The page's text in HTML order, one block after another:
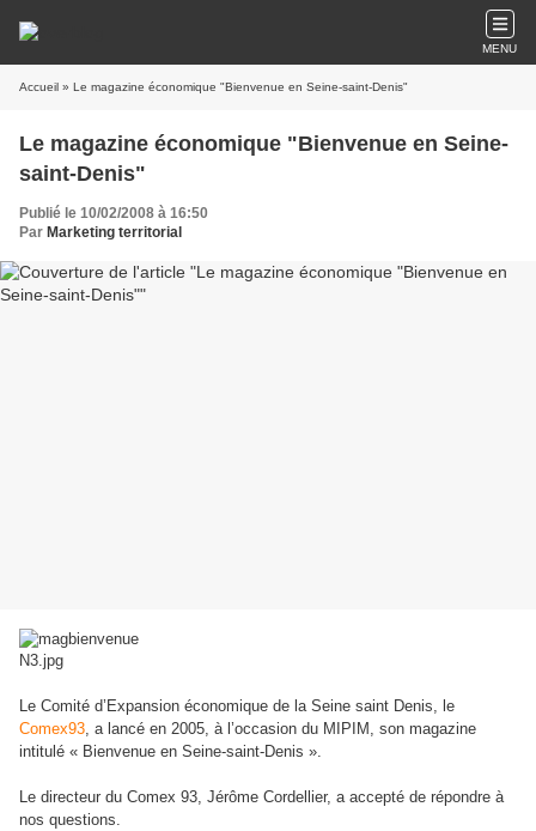
MENU
Accueil » Le magazine économique "Bienvenue en Seine-saint-Denis"
Le magazine économique "Bienvenue en Seine-
saint-Denis"
Publié le 10/02/2008 à 16:50
Par Marketing territorial
Le Comité d’Expansion économique de la Seine saint Denis, le
Comex93, a lancé en 2005, à l’occasion du MIPIM, son magazine
intitulé « Bienvenue en Seine-saint-Denis ».
Le directeur du Comex 93, Jérôme Cordellier, a accepté de répondre à
nos questions.